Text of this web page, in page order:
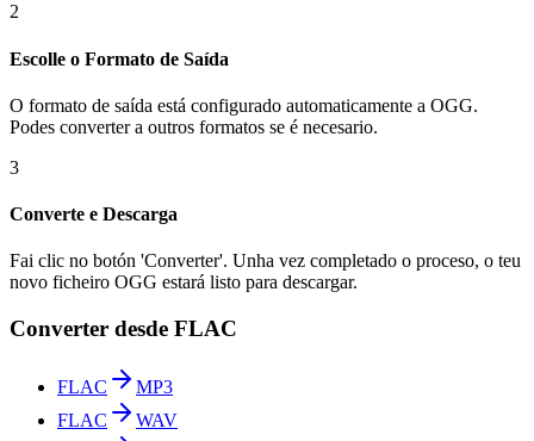
2
Escolle o Formato de Saída
O formato de saída está configurado automaticamente a OGG.
Podes converter a outros formatos se é necesario.
3
Converte e Descarga
Fai clic no botón 'Converter'. Unha vez completado o proceso, o teu
novo ficheiro OGG estará listo para descargar.
Converter desde FLAC
FLAC
MP3
FLAC
WAV